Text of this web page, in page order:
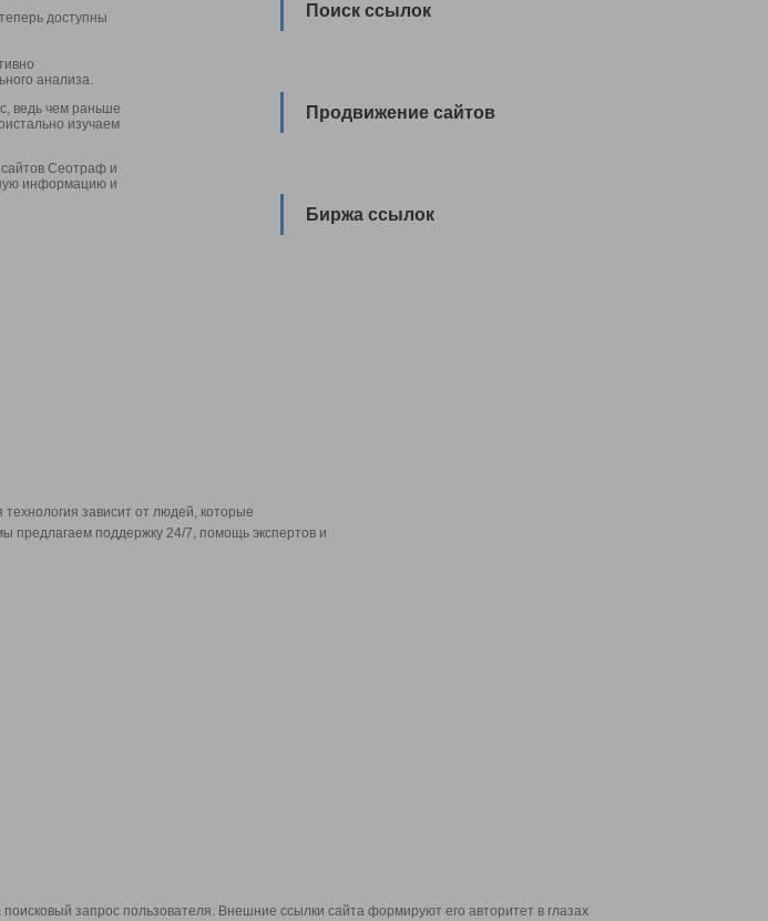
доступны
анализа.
ведь чем раньше
изучаем
Сеотраф и
информацию и
Поиск ссылок
Продвижение сайтов
Биржа ссылок
зависит от людей, которые
предлагаем поддержку 24/7, помощь экспертов и
запрос пользователя. Внешние ссылки сайта формируют его авторитет в глазах